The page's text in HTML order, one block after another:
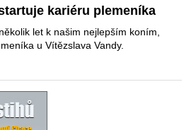
kariéru plemeníka
let k našim nejlepším koním,
u Vítězslava Vandy.